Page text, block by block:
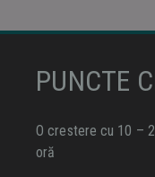
PUNCTE
O crestere cu 10 –
oră